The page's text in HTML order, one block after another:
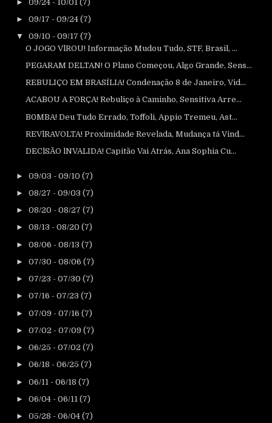
► 09/24 - 10/01 (7)
► 09/17 - 09/24 (7)
▼ 09/10 - 09/17 (7)
O JOGO VlROU! Informação Mudou Tudo, STF, Brasil, ...
PEGARAM DELTAN! O Plano Começou, Algo Grande, Sens...
REBULIÇO EM BRASÍLIA! Condenação 8 de Janeiro, Vid...
ACABOU A FORÇA! Rebuliço à Caminho, Sensitiva Arre...
B0MBA! Deu Tudo Errado, Toffoli, Appio Tremeu, Ast...
REVlRAVOLTA! Proximidade Revelada, Mudança tá Vind...
DEClSÃO lNVALIDA! Capitão Vai Atrás, Ana Sophia Cu...
► 09/03 - 09/10 (7)
► 08/27 - 09/03 (7)
► 08/20 - 08/27 (7)
► 08/13 - 08/20 (7)
► 08/06 - 08/13 (7)
► 07/30 - 08/06 (7)
► 07/23 - 07/30 (7)
► 07/16 - 07/23 (7)
► 07/09 - 07/16 (7)
► 07/02 - 07/09 (7)
► 06/25 - 07/02 (7)
► 06/18 - 06/25 (7)
► 06/11 - 06/18 (7)
► 06/04 - 06/11 (7)
► 05/28 - 06/04 (7)